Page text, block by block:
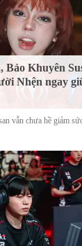
Bảo Khuyên
Nhện ngay
vẫn chưa hề giảm